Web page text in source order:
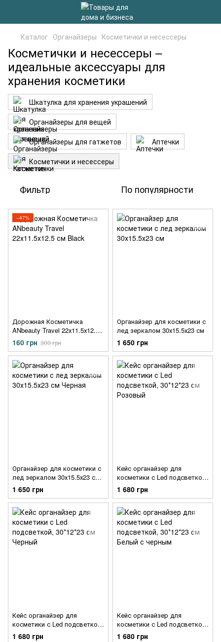
Каталог Органайзеры Косметички и несессеры
Косметички и несессеры –
идеальные аксессуары для
хранения косметики
Шкатулка для хранения украшений
Органайзеры для вещей
Органайзеры для гатжетов
Аптечки
Косметички и несессеры
Фильтр По популярности
−47%
Дорожная Косметичка
ANbeauty Travel 22х11.5х12.5
см Black
160 грн 300 грн
Органайзер для косметики с
лед зеркалом 30х15.5х23 см
1 650 грн
Органайзер для косметики с
лед зеркалом 30х15.5х23 см
Черная
1 650 грн
Кейс органайзер для
косметики с Led подсветкой,
30*12*23 см Розовый
1 680 грн
Кейс органайзер для
косметики с Led подсветкой,
30*12*23 см Черный
1 680 грн
Кейс органайзер для
косметики с Led подсветкой,
30*12*23 см Белый с черным
1 680 грн